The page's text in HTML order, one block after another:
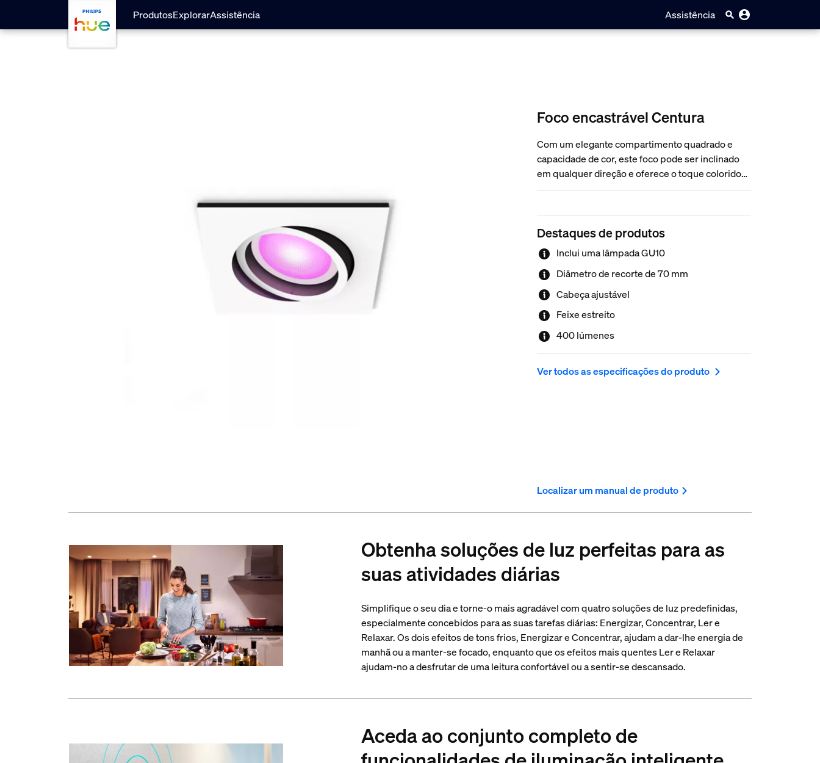
Passar para o conteúdo principal
ProdutosExplorarAssistência Assistência
Foco encastrável Centura
Com um elegante compartimento quadrado e
capacidade de cor, este foco pode ser inclinado
em qualquer direção e oferece o toque colorido
perfeito para qualquer ocasião.
Destaques de produtos
Inclui uma lâmpada GU10
Diâmetro de recorte de 70 mm
Cabeça ajustável
Feixe estreito
400 lúmenes
Ver todos as especificações do produto
Localizar um manual de produto
Obtenha soluções de luz perfeitas para as
suas atividades diárias
Simplifique o seu dia e torne-o mais agradável com quatro soluções de luz predefinidas,
especialmente concebidos para as suas tarefas diárias: Energizar, Concentrar, Ler e
Relaxar. Os dois efeitos de tons frios, Energizar e Concentrar, ajudam a dar-lhe energia de
manhã ou a manter-se focado, enquanto que os efeitos mais quentes Ler e Relaxar
ajudam-no a desfrutar de uma leitura confortável ou a sentir-se descansado.
Aceda ao conjunto completo de